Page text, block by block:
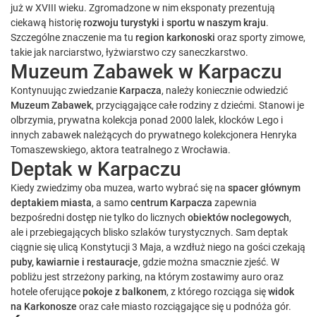
już w XVIII wieku. Zgromadzone w nim eksponaty prezentują
ciekawą historięrozwoju turystyki i sportu w naszym kraju.
Szczególne znaczenie ma tu region karkonoski oraz sporty zimowe,
takie jak narciarstwo, łyżwiarstwo czy saneczkarstwo.
Muzeum Zabawek w Karpaczu
Kontynuując zwiedzanie Karpacza, należy koniecznie odwiedzić
Muzeum Zabawek, przyciągające całe rodziny z dziećmi. Stanowi je
olbrzymia, prywatna kolekcja ponad 2000 lalek, klocków Lego i
innych zabawek należących do prywatnego kolekcjonera Henryka
Tomaszewskiego, aktora teatralnego z Wrocławia.
Deptak w Karpaczu
Kiedy zwiedzimy oba muzea, warto wybrać się na spacer głównym
deptakiem miasta, a samocentrum Karpacza zapewnia
bezpośredni dostęp nie tylko do licznych obiektów noclegowych,
ale i przebiegających blisko szlaków turystycznych. Sam deptak
ciągnie się ulicą Konstytucji 3 Maja, a wzdłuż niego na gości czekają
puby, kawiarnie i restauracje, gdzie można smacznie zjeść. W
pobliżu jest strzeżony parking, na którym zostawimy auro oraz
hotele oferującepokoje z balkonem, z którego rozciąga sięwidok
na Karkonosze oraz całe miasto rozciągające się u podnóża gór.